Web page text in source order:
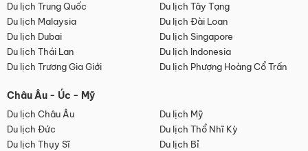
Du lịch Trung Quốc
Du lịch Tây Tạng
Du lịch Malaysia
Du lịch Đài Loan
Du lịch Dubai
Du lịch Singapore
Du lịch Thái Lan
Du lịch Indonesia
Du lịch Trương Gia Giới
Du lịch Phượng Hoàng Cổ Trấn
Châu Âu - Úc - Mỹ
Du lịch Châu Âu
Du lịch Mỹ
Du lịch Đức
Du lịch Thổ Nhĩ Kỳ
Du lịch Thụy Sĩ
Du lịch Bỉ